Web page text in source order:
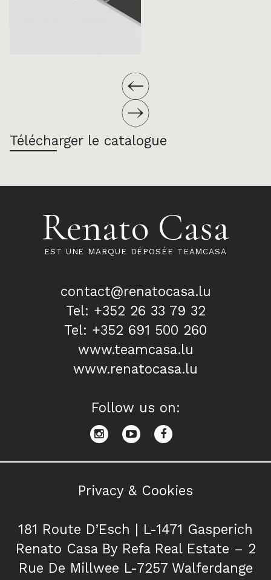
Télécharger le catalogue
Renato Casa
EST UNE MARQUE DÉPOSÉE TEAMCASA
contact@renatocasa.lu
Tel: +352 26 33 79 32
Tel: +352 691 500 260
www.teamcasa.lu
www.renatocasa.lu
Follow us on:
Privacy & Cookies
181 Route D’Esch | L-1471 Gasperich
Renato Casa By Refa Real Estate – 2
Rue De Millwee L-7257 Walferdange